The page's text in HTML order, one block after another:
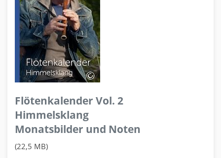
Flötenkalender Vol. 2
Himmelsklang
Monatsbilder und Noten
(22,5 MB)